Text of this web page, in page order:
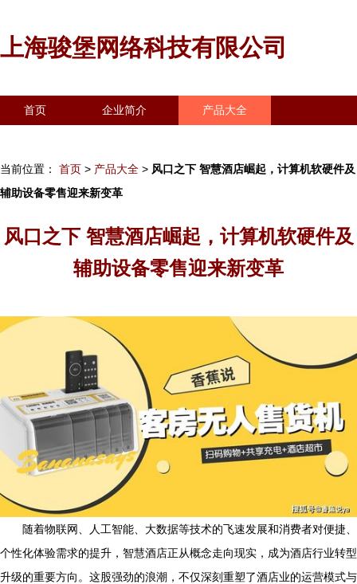
上海骏堡网络科技有限公司
首页 企业简介 产品大全
当前位置： 首页 > 产品大全 > 风口之下 智慧酒店崛起，计算机软硬件及
辅助设备零售迎来新变革
风口之下 智慧酒店崛起，计算机软硬件及
辅助设备零售迎来新变革
随着物联网、人工智能、大数据等技术的飞速发展和消费者对便捷、
个性化体验需求的提升，智慧酒店正从概念走向现实，成为酒店行业转型
升级的重要方向。这股强劲的浪潮，不仅深刻重塑了酒店业的运营模式与